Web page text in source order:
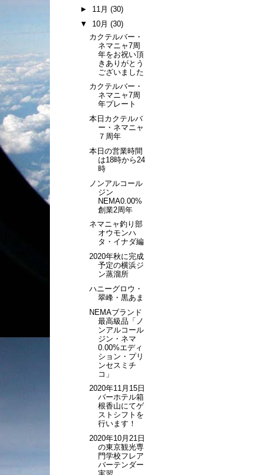
► 11月 (30)
▼ 10月 (30)
カクテルバー・
ネマニャ7周
年をお祝い頂
きありがとう
ございました
カクテルバー・
ネマニャ7周
年プレート
本日カクテルバ
ー・ネマニャ
７周年
本日の営業時間
は18時から24
時
ノンアルコール
ジン
NEMA0.00%
創業2周年
ネマニャ釣り部
オウモンハ
タ・イナダ編
2020年秋に完成
予定の横浜ジ
ン蒸溜所
ハニーグロウ・
翠峰・黒あま
NEMAブランド
最高級品「ノ
ンアルコール
ジン・ネマ
0.00%エディ
ション・プリ
ンセスミチ
コ」
2020年11月15日
バーホテル箱
根香山にてゲ
ストシフトを
行います！
2020年10月21日
の東京観光専
門学校フレア
バーテンダー